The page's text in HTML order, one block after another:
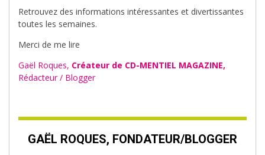
Retrouvez des informations intéressantes et divertissantes
toutes les semaines.
Merci de me lire
Gaël Roques, Créateur de CD-MENTIEL MAGAZINE,
Rédacteur / Blogger
GAËL ROQUES, FONDATEUR/BLOGGER